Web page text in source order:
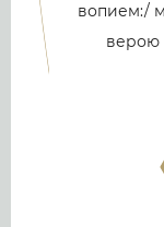
вопием:/
верою